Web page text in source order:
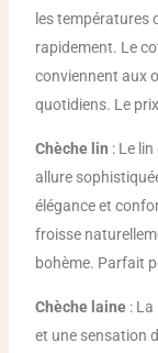
les températures
rapidement. Le
conviennent aux
quotidiens. Le
Chèche lin : Le
allure
élégance et
froisse
bohème. Parfait
Chèche laine: La
et une sensation